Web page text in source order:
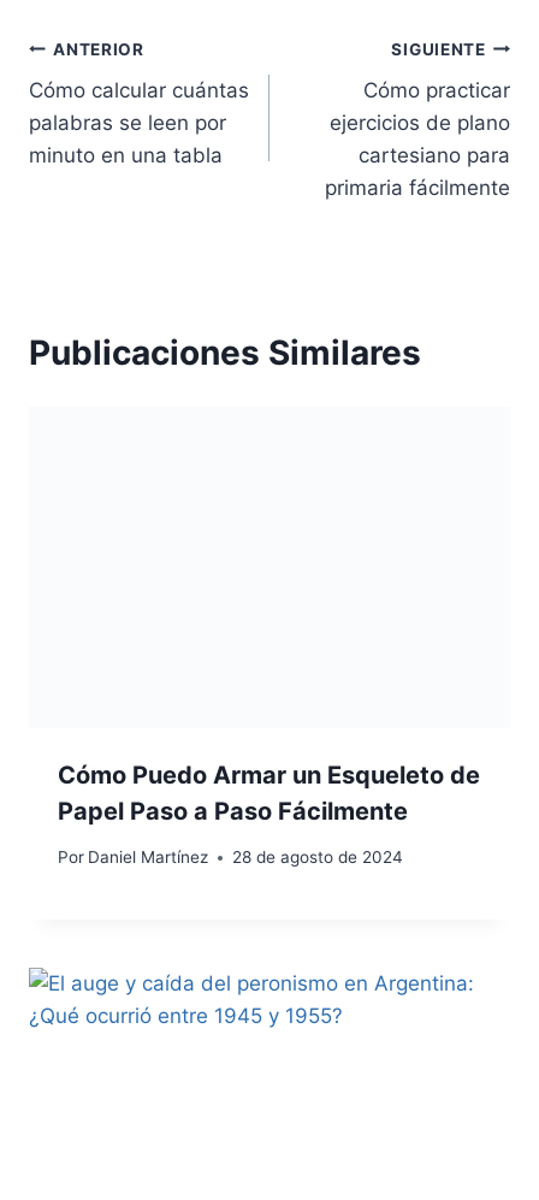
Navegación
de
entradas
ANTERIOR
Cómo calcular cuántas
palabras se leen por
minuto en una tabla
SIGUIENTE
Cómo practicar
ejercicios de plano
cartesiano para
primaria fácilmente
Publicaciones Similares
Cómo Puedo Armar un Esqueleto de
Papel Paso a Paso Fácilmente
Por Daniel Martínez 28 de agosto de 2024